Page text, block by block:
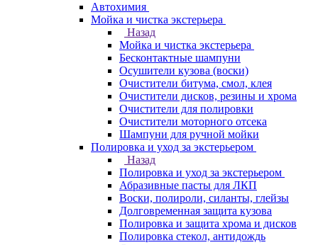
Автохимия
Мойка и чистка экстерьера
Назад
Мойка и чистка экстерьера
Бесконтактные шампуни
Осушители кузова (воски)
Очистители битума, смол, клея
Очистители дисков, резины и хрома
Очистители для полировки
Очистители моторного отсека
Шампуни для ручной мойки
Полировка и уход за экстерьером
Назад
Полировка и уход за экстерьером
Абразивные пасты для ЛКП
Воски, полироли, силанты, глейзы
Долговременная защита кузова
Полировка и защита хрома и дисков
Полировка стекол, антидождь